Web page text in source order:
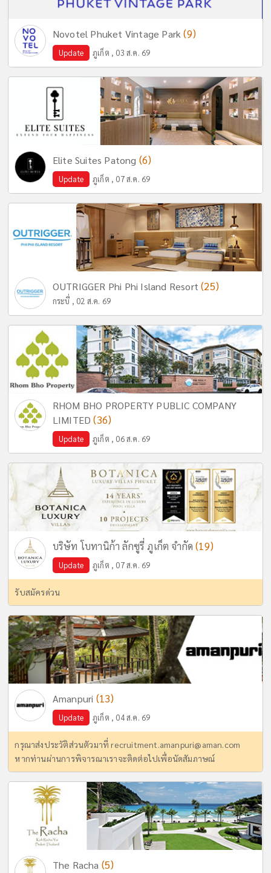
Novotel Phuket Vintage Park(9)
Update ภูเก็ต , 03 ส.ค. 69
Elite Suites Patong (6)
Update ภูเก็ต , 07 ส.ค. 69
OUTRIGGER Phi Phi Island Resort(25)
กระบี่ , 02 ส.ค. 69
RHOM BHO PROPERTY PUBLIC COMPANY
LIMITED(36)
Update ภูเก็ต , 06 ส.ค. 69
บริษัท โบทานิก้า ลักซูรี่ ภูเก็ต จำกัด(19)
Update ภูเก็ต , 07 ส.ค. 69
รับสมัครด่วน
Amanpuri (13)
Update ภูเก็ต , 04 ส.ค. 69
กรุณาส่งประวัติส่วนตัวมาที่recruitment.amanpuri@aman.com
หากท่านผ่านการพิจารณาเราจะติดต่อไปเพื่อนัดสัมภาษณ์
The Racha (5)